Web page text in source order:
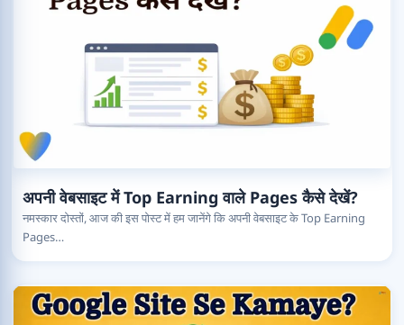
अपनी वेबसाइट में Top Earning वाले Pages कैसे देखें?
नमस्कार दोस्तों, आज की इस पोस्ट में हम जानेंगे कि अपनी वेबसाइट के Top Earning
Pages…